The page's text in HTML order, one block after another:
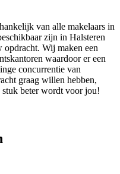
van alle makelaars in
zijn in Halsteren
Wij maken een
waardoor er een
concurrentie van
graag willen hebben,
beter wordt voor jou!